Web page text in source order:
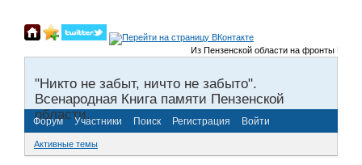
Из Пензенской области на фронты
"Никто не забыт, ничто не забыто".
Всенародная Книга памяти Пензенской
области.
Форум Участники Поиск Регистрация Войти
Активные темы